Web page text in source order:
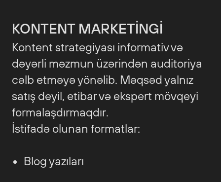
KONTENT MARKETINGI
Kontent strategiyası informativ və
dəyərli məzmun üzərindən auditoriya
cəlb etməyə yönəlib. Məqsəd yalnız
satış deyil, etibar və ekspert mövqeyi
formalaşdırmaqdır.
İstifadə olunan formatlar:
Blog yazıları